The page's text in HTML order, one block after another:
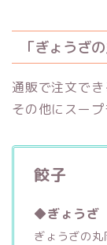
「ぎょうざ
通販で注文で
その他にスープ
餃子
◆ぎょうざ
ぎょうざの丸